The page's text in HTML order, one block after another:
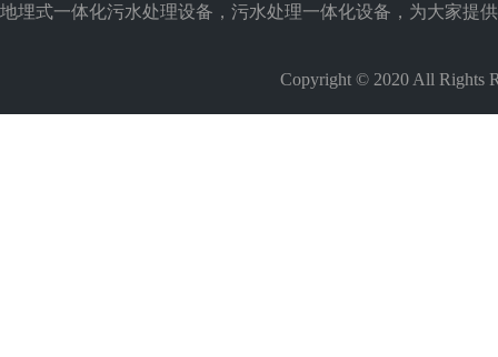
地埋式一体化污水处理设备，污水处理一体化设备，为大家提
Copyright © 2020 All Rights